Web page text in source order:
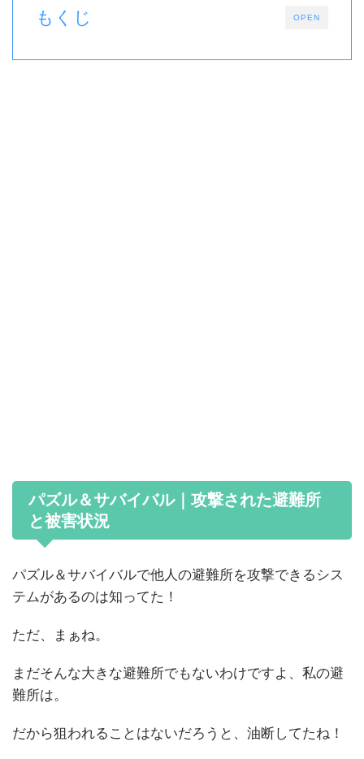
OPEN
もくじ
パズル＆サバイバル｜攻撃された避難所
と被害状況
パズル＆サバイバルで他人の避難所を攻撃できるシス
テムがあるのは知ってた！
ただ、まぁね。
まだそんな大きな避難所でもないわけですよ、私の避
難所は。
だから狙われることはないだろうと、油断してたね！